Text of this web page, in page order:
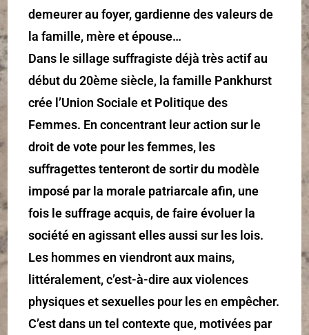
demeurer au foyer, gardienne des valeurs de
la famille, mère et épouse…
Dans le sillage suffragiste déjà très actif au
début du 20ème siècle, la famille Pankhurst
crée l’Union Sociale et Politique des
Femmes. En concentrant leur action sur le
droit de vote pour les femmes, les
suffragettes tenteront de sortir du modèle
imposé par la morale patriarcale afin, une
fois le suffrage acquis, de faire évoluer la
société en agissant elles aussi sur les lois.
Les hommes en viendront aux mains,
littéralement, c’est-à-dire aux violences
physiques et sexuelles pour les en empêcher.
C’est dans un tel contexte que, motivées par